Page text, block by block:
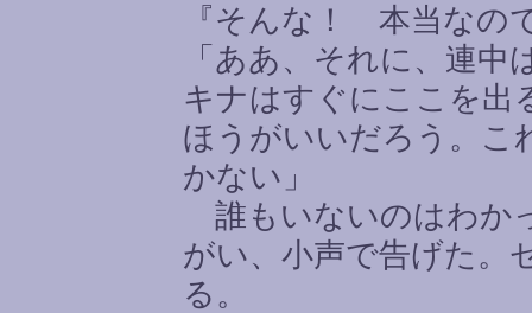
『そんな！ 本当なの
「ああ、それに、連
キナはすぐにここを出
ほうがいいだろう。こ
かない」
誰もいないのはわか
がい、小声で告げた。
る。